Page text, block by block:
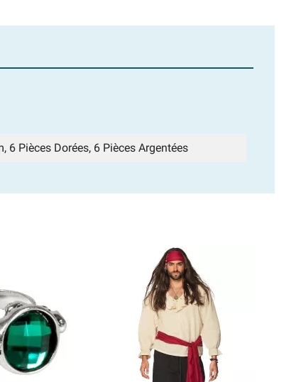
6 Pièces Dorées, 6 Pièces Argentées